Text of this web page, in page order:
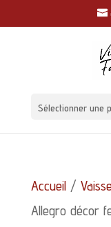
Sélectionner une
Accueil/
Allegro décor